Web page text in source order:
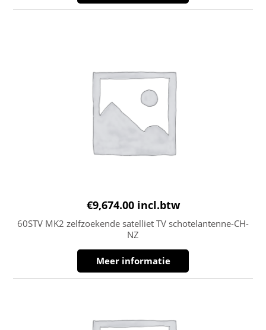
€9,674.00 incl.btw
60STV MK2 zelfzoekende satelliet TV schotelantenne-CH-
NZ
Meer informatie